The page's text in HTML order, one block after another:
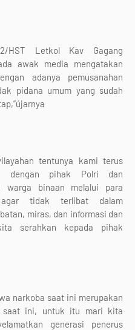
HST Letkol Kav Gagang
awak media mengatakan
adanya pemusanahan
pidana umum yang sudah
tentunya kami terus
dengan pihak Polri dan
warga binaan melalui para
tidak terlibat dalam
miras, dan informasi dan
serahkan kepada pihak
narkoba saat ini merupakan
saat ini, untuk itu mari kita
generasi penerus